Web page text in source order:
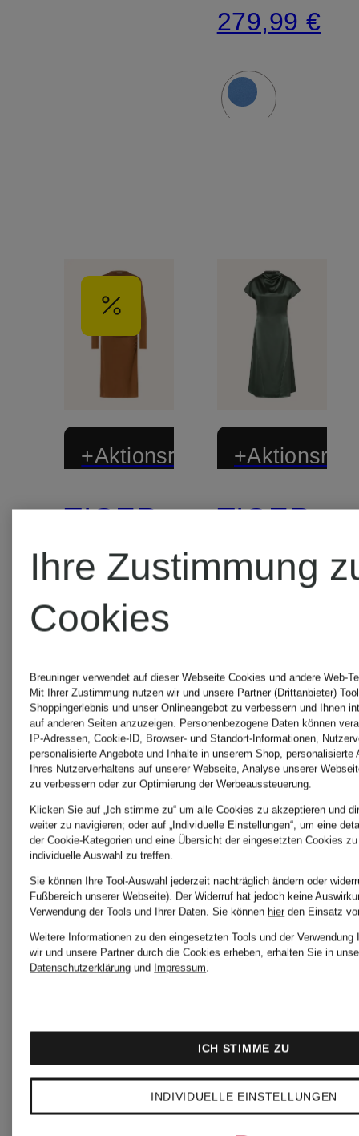
279,99 €
+Aktionsrabatt
TIGER
OF
SWEDEN
Etuikleid
ALIZ
aus
Jersey
139,99 €
Bestpreis:
299,99 €
TIGER
OF
LEILANI
209,99
Bestpreis:
178,49 €
349,99 €
Ihre Zustimmung
Cookies
Breuninger verwendet auf dieser Webseite Cookies und andere Web-
Mit Ihrer Zustimmung nutzen wir und unsere Partner (Drittanbieter)
Shoppingerlebnis und unser Onlineangebot zu verbessern und Ihnen
auf anderen Seiten anzuzeigen. Personenbezogene Daten können
IP-Adressen, Cookie-ID, Browser- und Standort-Informationen,
personalisierte Angebote und Inhalte in unserem Shop, personalisierte
Ihres Nutzerverhaltens auf unserer Webseite, Analyse unserer
zu verbessern oder zur Optimierung der Werbeaussteuerung.
Klicken Sie auf „Ich stimme zu“ um alle Cookies zu akzeptieren und
weiter zu navigieren; oder auf „Individuelle Einstellungen“, um eine
der Cookie-Kategorien und eine Übersicht der eingesetzten Cookies
individuelle Auswahl zu treffen.
Sie können Ihre Tool-Auswahl jederzeit nachträglich ändern oder
Fußbereich unserer Webseite). Der Widerruf hat jedoch keine
Verwendung der Tools und Ihrer Daten. Sie können hier den Einsatz
Weitere Informationen zu den eingesetzten Tools und der Verwendung
wir und unsere Partner durch die Cookies erheben, erhalten Sie in
Datenschutzerklärung und Impressum.
INDIVIDUELLE EINSTELLUNGEN
ICH STIMME ZU